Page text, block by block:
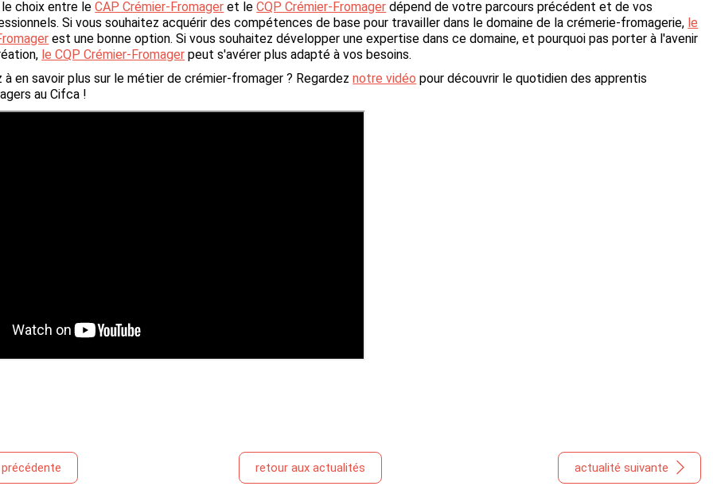
le choix entre leCAP Crémier-Fromager et leCQP Crémier-Fromager dépend de votre parcours précédent et de vos
Si vous souhaitez acquérir des compétences de base pour travailler dans le domaine de la crémerie-fromagerie, le
est une bonne option. Si vous souhaitez développer une expertise dans ce domaine, et pourquoi pas porter à l'avenir
le CQP Crémier-Fromager peut s'avérer plus adapté à vos besoins.
à en savoir plus sur le métier de crémier-fromager ? Regardeznotre vidéo pour découvrir le quotidien des apprentis
au Cifca !
retour aux actualités actualité suivante